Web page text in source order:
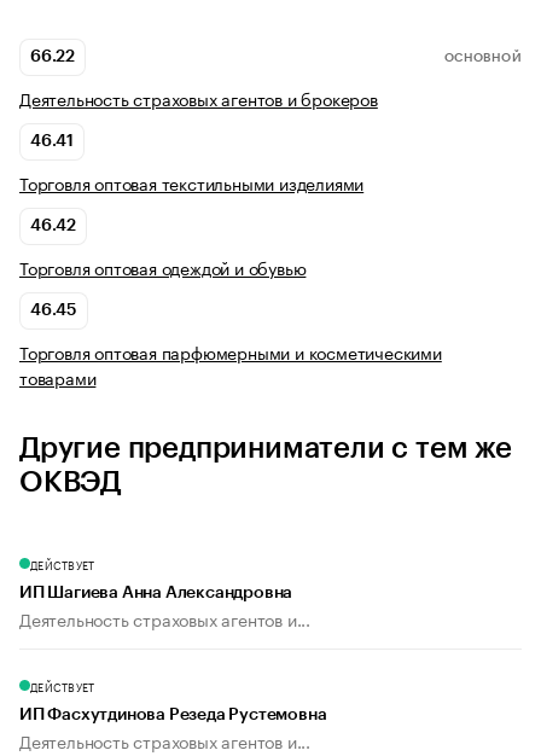
66.22 ОСНОВНОЙ
Деятельность страховых агентов и брокеров
46.41
Торговля оптовая текстильными изделиями
46.42
Торговля оптовая одеждой и обувью
46.45
Торговля оптовая парфюмерными и косметическими
товарами
Другие предприниматели с тем же
ОКВЭД
ДЕЙСТВУЕТ
ИП Шагиева Анна Александровна
Деятельность страховых агентов и...
ДЕЙСТВУЕТ
ИП Фасхутдинова Резеда Рустемовна
Деятельность страховых агентов и...